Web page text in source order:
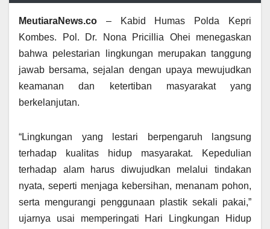
MeutiaraNews.co – Kabid Humas Polda Kepri
Kombes. Pol. Dr. Nona Pricillia Ohei menegaskan
bahwa pelestarian lingkungan merupakan tanggung
jawab bersama, sejalan dengan upaya mewujudkan
keamanan dan ketertiban masyarakat yang
berkelanjutan.
“Lingkungan yang lestari berpengaruh langsung
terhadap kualitas hidup masyarakat. Kepedulian
terhadap alam harus diwujudkan melalui tindakan
nyata, seperti menjaga kebersihan, menanam pohon,
serta mengurangi penggunaan plastik sekali pakai,”
ujarnya usai memperingati Hari Lingkungan Hidup